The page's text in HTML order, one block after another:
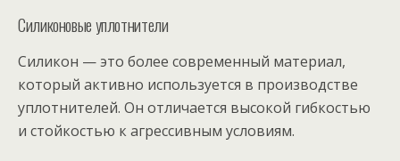
Силиконовые уплотнители
Силикон — это более современный материал,
который активно используется в производстве
уплотнителей. Он отличается высокой гибкостью
и стойкостью к агрессивным условиям.